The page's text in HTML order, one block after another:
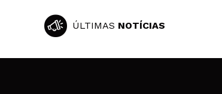
ÚLTIMAS NOTÍCIAS